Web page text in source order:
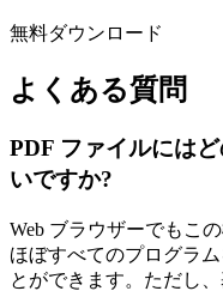
無料ダウンロード
よくある質問
PDF ファイルには
いですか?
Web ブラウザーでもこ
ほぼすべてのプログラ
とができます。ただし